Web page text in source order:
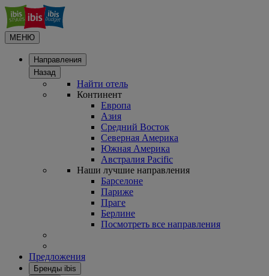
МЕНЮ
Направления
Назад
Найти отель
Континент
Европа
Азия
Средний Восток
Северная Америка
Южная Америка
Австралия Pacific
Наши лучшие направления
Барселоне
Париже
Праге
Берлине
Посмотреть все направления
Предложения
Бренды ibis